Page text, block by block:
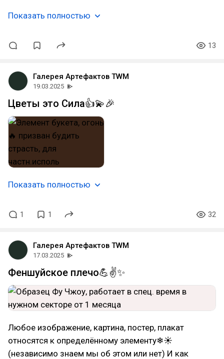
Показать полностью
13
Галерея Артефактов TWM
19.03.2025
Цветы это Сила👍💫🎉
Показать полностью
1 1 32
Галерея Артефактов TWM
17.03.2025
Феншуйское плечо💪✌️✨
Любое изображение, картина, постер, плакат
относятся к определённому элементу❄☀
(независимо знаем мы об этом или нет) И как